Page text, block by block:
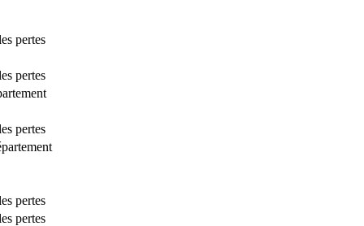
pertes
pertes
pertes
pertes
pertes